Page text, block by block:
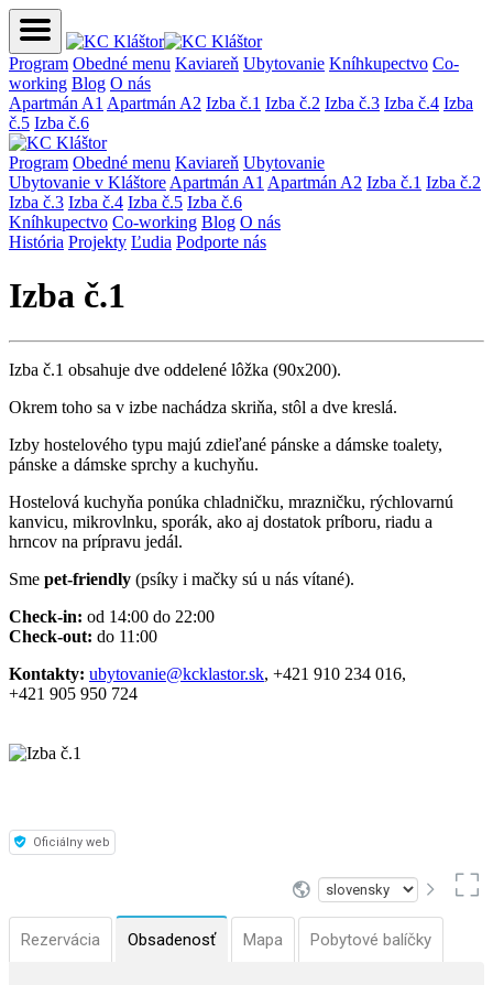
Program Obedné menu Kaviareň Ubytovanie Kníhkupectvo Co-
working Blog O nás
Apartmán A1 Apartmán A2 Izba č.1 Izba č.2 Izba č.3 Izba č.4 Izba
č.5 Izba č.6
Program Obedné menu Kaviareň Ubytovanie
Ubytovanie v Kláštore Apartmán A1 Apartmán A2 Izba č.1 Izba č.2
Izba č.3 Izba č.4 Izba č.5 Izba č.6
Kníhkupectvo Co-working Blog O nás
História Projekty Ľudia Podporte nás
Izba č.1
Izba č.1 obsahuje dve oddelené lôžka (90x200).
Okrem toho sa v izbe nachádza skriňa, stôl a dve kreslá.
Izby hostelového typu majú zdieľané pánske a dámske toalety,
pánske a dámske sprchy a kuchyňu.
Hostelová kuchyňa ponúka chladničku, mrazničku, rýchlovarnú
kanvicu, mikrovlnku, sporák, ako aj dostatok príboru, riadu a
hrncov na prípravu jedál.
Sme pet-friendly (psíky i mačky sú u nás vítané).
Check-in: od 14:00 do 22:00
Check-out: do 11:00
Kontakty: ubytovanie@kcklastor.sk, +421 910 234 016,
+421 905 950 724